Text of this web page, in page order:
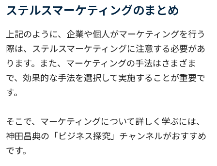
ステルスマーケティングのまとめ
上記のように、企業や個人がマーケティングを行う
際は、ステルスマーケティングに注意する必要があ
ります。また、マーケティングの手法はさまざま
で、効果的な手法を選択して実施することが重要で
す。
そこで、マーケティングについて詳しく学ぶには、
神田昌典の「ビジネス探究」チャンネルがおすすめ
です。